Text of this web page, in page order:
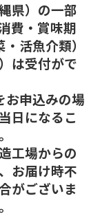
県）の一部
費・賞味期
活魚介類）
は受付がで
申込みの場
日になるこ
工場からの
お届け時不
がございま